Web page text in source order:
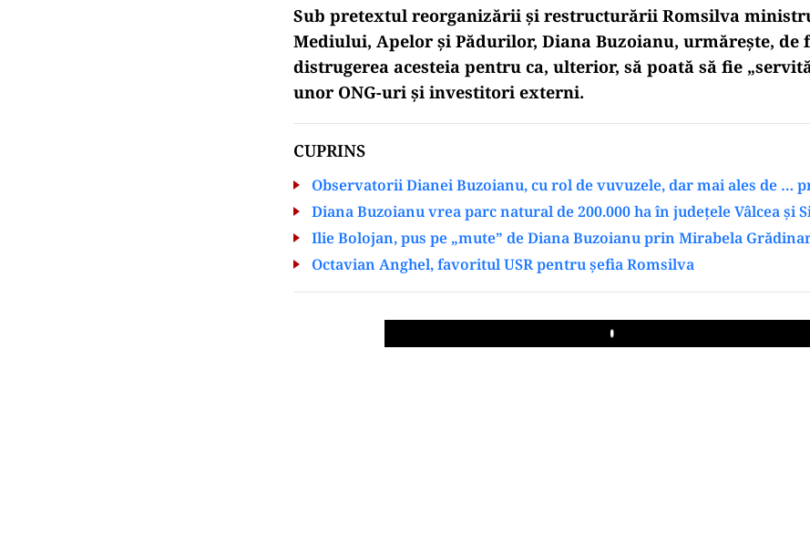
Sub pretextul reorganizării și restructurării Romsilva
Mediului, Apelor și Pădurilor, Diana Buzoianu, urmărește, de
distrugerea acesteia pentru ca, ulterior, să poată să fie
unor ONG-uri și investitori externi.
CUPRINS
Observatorii Dianei Buzoianu, cu rol de vuvuzele, dar mai ales de …
Diana Buzoianu vrea parc natural de 200.000 ha în județele Vâlcea și
Ilie Bolojan, pus pe „mute” de Diana Buzoianu prin Mirabela
Octavian Anghel, favoritul USR pentru șefia Romsilva
Play